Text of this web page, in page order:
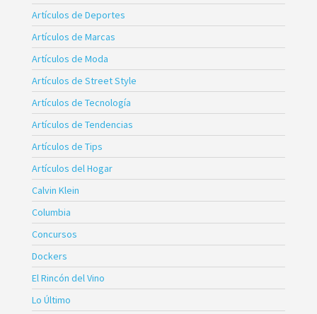
Artículos de Deportes
Artículos de Marcas
Artículos de Moda
Artículos de Street Style
Artículos de Tecnología
Artículos de Tendencias
Artículos de Tips
Artículos del Hogar
Calvin Klein
Columbia
Concursos
Dockers
El Rincón del Vino
Lo Último